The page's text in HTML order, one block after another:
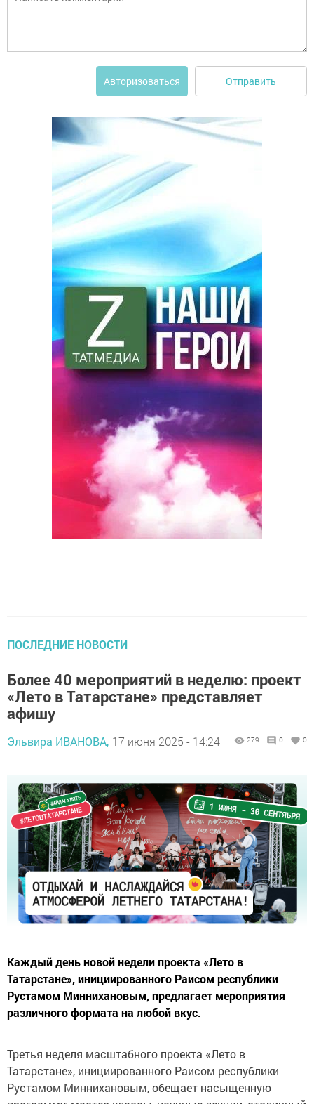
Авторизоваться Отправить
ПОСЛЕДНИЕ НОВОСТИ
Более 40 мероприятий в неделю: проект
«Лето в Татарстане» представляет
афишу
Эльвира ИВАНОВА, 17 июня 2025 - 14:24 279 0 0
Каждый день новой недели проекта «Лето в
Татарстане», инициированного Раисом республики
Рустамом Миннихановым, предлагает мероприятия
различного формата на любой вкус.
Третья неделя масштабного проекта «Лето в
Татарстане», инициированного Раисом республики
Рустамом Миннихановым, обещает насыщенную